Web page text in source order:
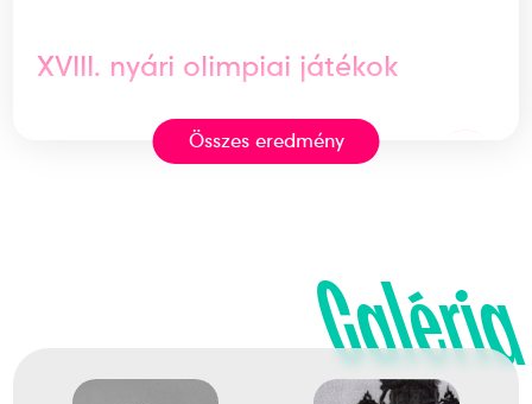
XVIII. nyári olimpiai játékok
Dobószámok diszkoszvetés
Összes eredmény
Galéria